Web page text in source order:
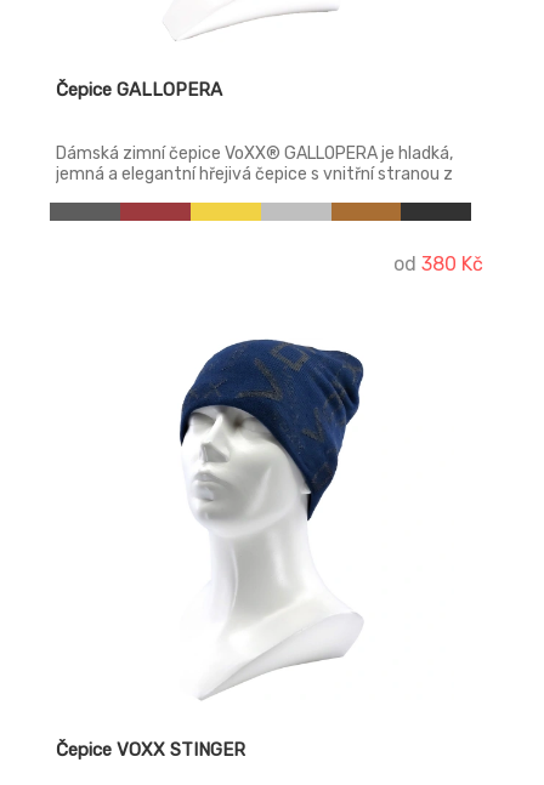
Čepice GALLOPERA
Dámská zimní čepice VoXX® GALLOPERA je hladká,
jemná a elegantní hřejivá čepice s vnitřní stranou z
od 380 Kč
Čepice VOXX STINGER